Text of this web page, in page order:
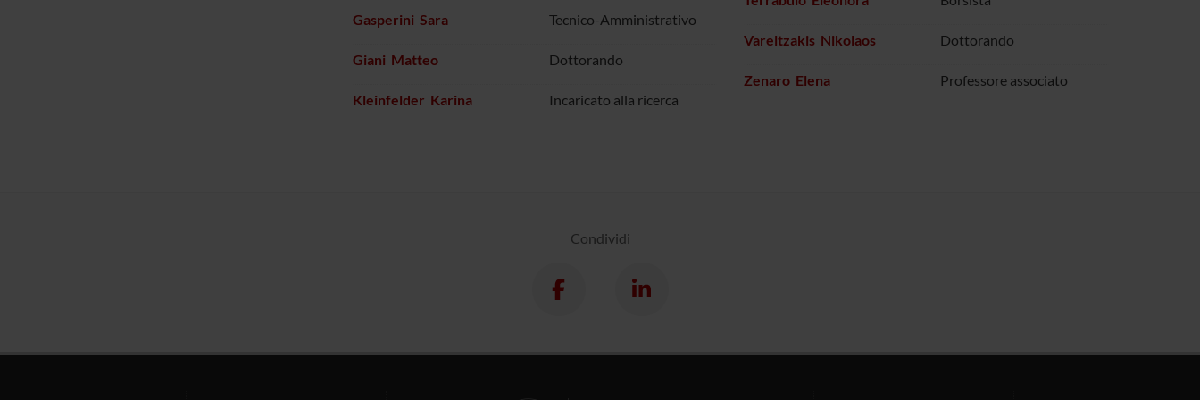
Gasperini Sara Tecnico-Amministrativo
Giani Matteo Dottorando
Kleinfelder Karina Incaricato alla ricerca
Vareltzakis Nikolaos Dottorando
Zenaro Elena Professore associato
Condividi